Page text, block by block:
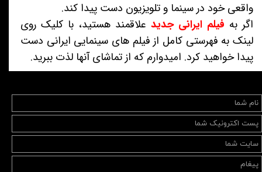
واقعی خود در سینما و تلویزیون دست پیدا کند.
اگر به فیلم ایرانی جدید علاقمند هستید، با کلیک روی
لینک به فهرستی کامل از فیلم های سینمایی ایرانی دست
پیدا خواهید کرد. امیدوارم که از تماشای آنها لذت ببرید.